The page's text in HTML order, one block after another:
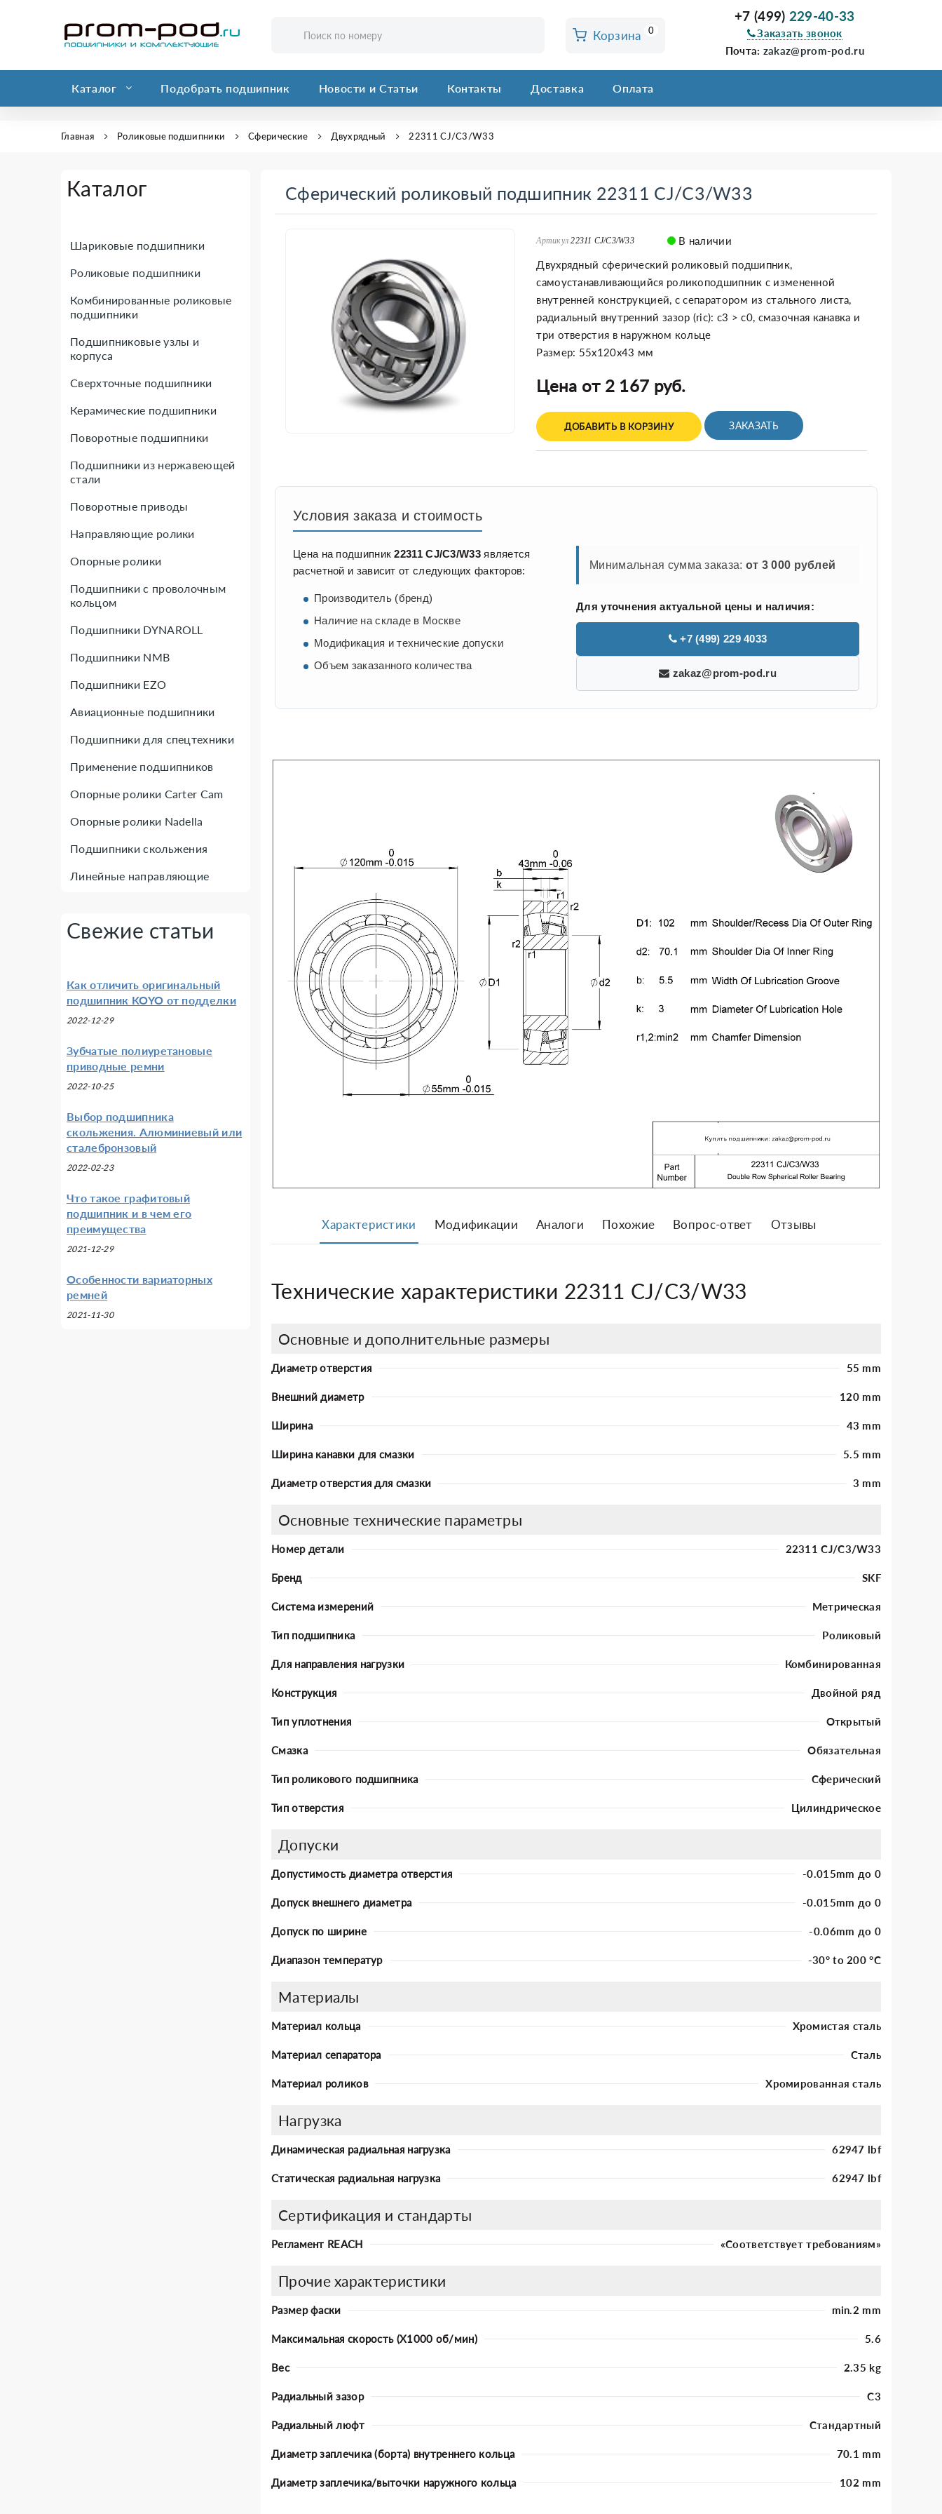
Корзина 0
+7 (499) 229-40-33
Заказать звонок
Почта: zakaz@prom-pod.ru
Каталог Подобрать подшипник Новости и Статьи Контакты Доставка Оплата
Главная Роликовые подшипники Сферические Двухрядный 22311 CJ/C3/W33
Каталог
Шариковые подшипники
Роликовые подшипники
Комбинированные роликовые
подшипники
Подшипниковые узлы и
корпуса
Сверхточные подшипники
Керамические подшипники
Поворотные подшипники
Подшипники из нержавеющей
стали
Поворотные приводы
Направляющие ролики
Опорные ролики
Подшипники с проволочным
кольцом
Подшипники DYNAROLL
Подшипники NMB
Подшипники EZO
Авиационные подшипники
Подшипники для спецтехники
Применение подшипников
Опорные ролики Carter Cam
Опорные ролики Nadella
Подшипники скольжения
Линейные направляющие
Свежие статьи
Как отличить оригинальный
подшипник KOYO от подделки
2022-12-29
Зубчатые полиуретановые
приводные ремни
2022-10-25
Выбор подшипника
скольжения. Алюминиевый или
сталебронзовый
2022-02-23
Что такое графитовый
подшипник и в чем его
преимущества
2021-12-29
Особенности вариаторных
ремней
2021-11-30
Сферический роликовый подшипник 22311 CJ/C3/W33
Артикул 22311 CJ/C3/W33
В наличии
Двухрядный сферический роликовый подшипник,
самоустанавливающийся роликоподшипник с измененной
внутренней конструкцией, с сепаратором из стального листа,
радиальный внутренний зазор (ric): c3 > c0, смазочная канавка и
три отверстия в наружном кольце
Размер: 55x120x43 мм
Цена от 2 167 руб.
ДОБАВИТЬ В КОРЗИНУ ЗАКАЗАТЬ
Условия заказа и стоимость
Цена на подшипник22311 CJ/C3/W33является
расчетной и зависит от следующих факторов:
Производитель (бренд)
Наличие на складе в Москве
Модификация и технические допуски
Объем заказанного количества
Минимальная сумма заказа: от 3 000 рублей
Для уточнения актуальной цены и наличия:
+7 (499) 229 4033
zakaz@prom-pod.ru
Характеристики Модификации Аналоги Похожие Вопрос-ответ Отзывы
Технические характеристики 22311 CJ/C3/W33
Основные и дополнительные размеры
Диаметр отверстия 55 mm
Внешний диаметр 120 mm
Ширина 43 mm
Ширина канавки для смазки 5.5 mm
Диаметр отверстия для смазки 3 mm
Основные технические параметры
Номер детали 22311 CJ/C3/W33
Бренд SKF
Система измерений Метрическая
Тип подшипника Роликовый
Для направления нагрузки Комбинированная
Конструкция Двойной ряд
Тип уплотнения Открытый
Смазка Обязательная
Тип роликового подшипника Сферический
Тип отверстия Цилиндрическое
Допуски
Допустимость диаметра отверстия -0.015mm до 0
Допуск внешнего диаметра -0.015mm до 0
Допуск по ширине -0.06mm до 0
Диапазон температур -30° to 200 °C
Материалы
Материал кольца Хромистая сталь
Материал сепаратора Сталь
Материал роликов Хромированная сталь
Нагрузка
Динамическая радиальная нагрузка 62947 lbf
Статическая радиальная нагрузка 62947 lbf
Сертификация и стандарты
Регламент REACH «Соответствует требованиям»
Прочие характеристики
Размер фаски min.2 mm
Максимальная скорость (X1000 об/мин) 5.6
Вес 2.35 kg
Радиальный зазор C3
Радиальный люфт Стандартный
Диаметр заплечика (борта) внутреннего кольца 70.1 mm
Диаметр заплечика/выточки наружного кольца 102 mm